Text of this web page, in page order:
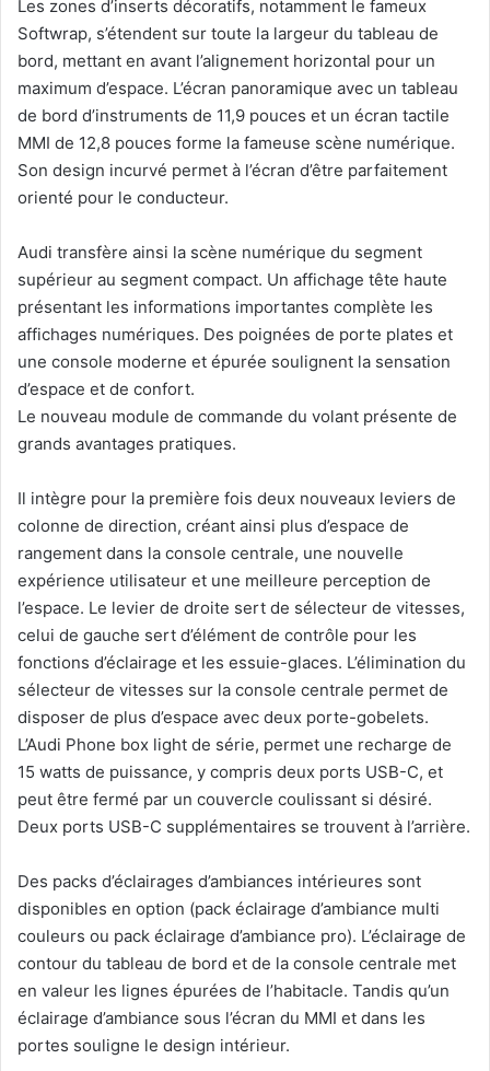
Les zones d’inserts décoratifs, notamment le fameux
Softwrap, s’étendent sur toute la largeur du tableau de
bord, mettant en avant l’alignement horizontal pour un
maximum d’espace. L’écran panoramique avec un tableau
de bord d’instruments de 11,9 pouces et un écran tactile
MMI de 12,8 pouces forme la fameuse scène numérique.
Son design incurvé permet à l’écran d’être parfaitement
orienté pour le conducteur.
Audi transfère ainsi la scène numérique du segment
supérieur au segment compact. Un affichage tête haute
présentant les informations importantes complète les
affichages numériques. Des poignées de porte plates et
une console moderne et épurée soulignent la sensation
d’espace et de confort.
Le nouveau module de commande du volant présente de
grands avantages pratiques.
Il intègre pour la première fois deux nouveaux leviers de
colonne de direction, créant ainsi plus d’espace de
rangement dans la console centrale, une nouvelle
expérience utilisateur et une meilleure perception de
l’espace. Le levier de droite sert de sélecteur de vitesses,
celui de gauche sert d’élément de contrôle pour les
fonctions d’éclairage et les essuie-glaces. L’élimination du
sélecteur de vitesses sur la console centrale permet de
disposer de plus d’espace avec deux porte-gobelets.
L’Audi Phone box light de série, permet une recharge de
15 watts de puissance, y compris deux ports USB-C, et
peut être fermé par un couvercle coulissant si désiré.
Deux ports USB-C supplémentaires se trouvent à l’arrière.
Des packs d’éclairages d’ambiances intérieures sont
disponibles en option (pack éclairage d’ambiance multi
couleurs ou pack éclairage d’ambiance pro). L’éclairage de
contour du tableau de bord et de la console centrale met
en valeur les lignes épurées de l’habitacle. Tandis qu’un
éclairage d’ambiance sous l’écran du MMI et dans les
portes souligne le design intérieur.